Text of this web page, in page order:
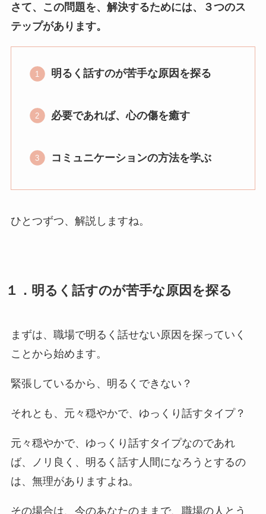
さて、この問題を、解決するためには、３つのス
テップがあります。
明るく話すのが苦手な原因を探る
必要であれば、心の傷を癒す
コミュニケーションの方法を学ぶ
ひとつずつ、解説しますね。
１．明るく話すのが苦手な原因を探る
まずは、職場で明るく話せない原因を探っていく
ことから始めます。
緊張しているから、明るくできない？
それとも、元々穏やかで、ゆっくり話すタイプ？
元々穏やかで、ゆっくり話すタイプなのであれ
ば、ノリ良く、明るく話す人間になろうとするの
は、無理がありますよね。
その場合は、今のあなたのままで、職場の人とう